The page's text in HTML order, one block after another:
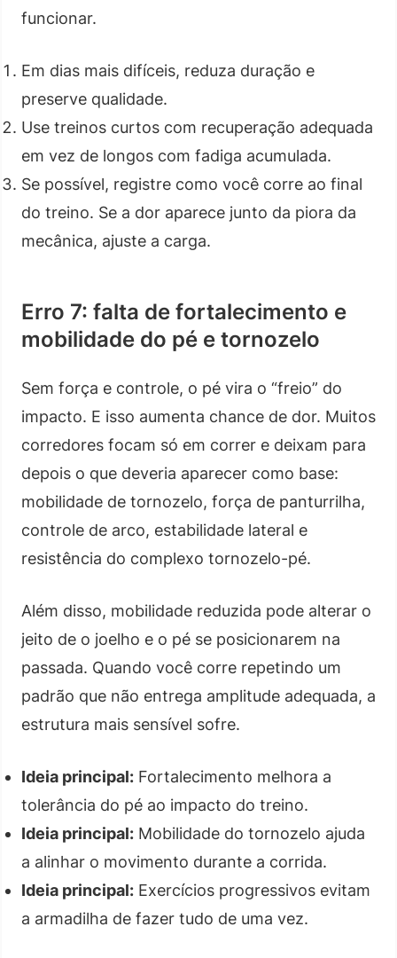
funcionar.
Em dias mais difíceis, reduza duração e
preserve qualidade.
Use treinos curtos com recuperação adequada
em vez de longos com fadiga acumulada.
Se possível, registre como você corre ao final
do treino. Se a dor aparece junto da piora da
mecânica, ajuste a carga.
Erro 7: falta de fortalecimento e
mobilidade do pé e tornozelo
Sem força e controle, o pé vira o “freio” do
impacto. E isso aumenta chance de dor. Muitos
corredores focam só em correr e deixam para
depois o que deveria aparecer como base:
mobilidade de tornozelo, força de panturrilha,
controle de arco, estabilidade lateral e
resistência do complexo tornozelo-pé.
Além disso, mobilidade reduzida pode alterar o
jeito de o joelho e o pé se posicionarem na
passada. Quando você corre repetindo um
padrão que não entrega amplitude adequada, a
estrutura mais sensível sofre.
Ideia principal: Fortalecimento melhora a
tolerância do pé ao impacto do treino.
Ideia principal: Mobilidade do tornozelo ajuda
a alinhar o movimento durante a corrida.
Ideia principal: Exercícios progressivos evitam
a armadilha de fazer tudo de uma vez.